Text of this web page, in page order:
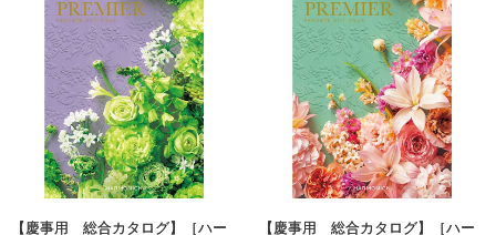
【慶事用 総合カタログ】［ハー
【慶事用 総合カタログ】［ハー